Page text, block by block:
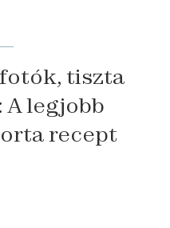
tiszta
A legjobb
recept